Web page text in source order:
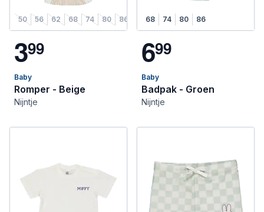
50 56 62 68 74 80 86 50/56 62/68 74/80
399
Baby
Romper - Beige
Nijntje
68 74 80 86
699
Baby
Badpak - Groen
Nijntje